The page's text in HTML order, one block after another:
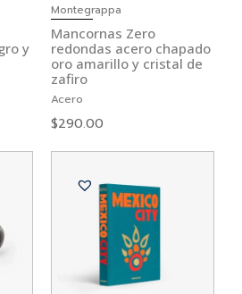
y
Montegrappa
Mancornas Zero
redondas acero chapado
oro amarillo y cristal de
zafiro
Acero
$290.00